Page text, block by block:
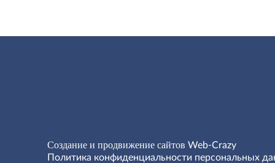
Создание и продвижение сайтов Web-Crazy
Политика конфиденциальности персональных